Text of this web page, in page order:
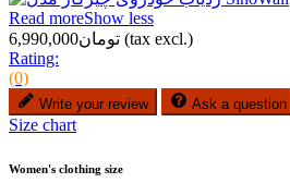
Read moreShow less
تومان6,990,000 (tax excl.)
Rating:
(0)
Write your review Ask a question
Size chart
Women's clothing size